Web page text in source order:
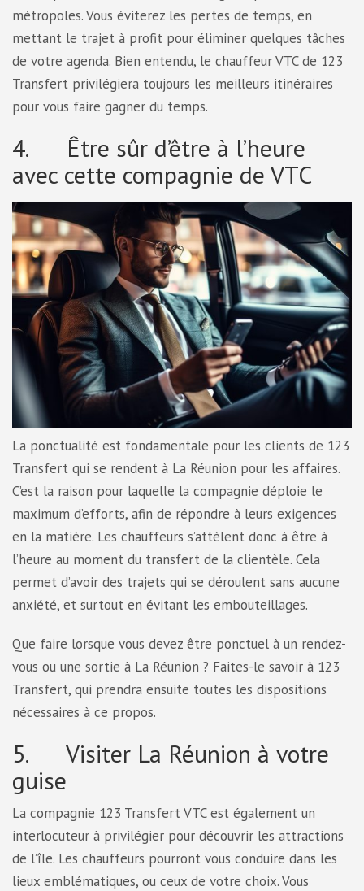
métropoles. Vous éviterez les pertes de temps, en
mettant le trajet à profit pour éliminer quelques tâches
de votre agenda. Bien entendu, le chauffeur VTC de 123
Transfert privilégiera toujours les meilleurs itinéraires
pour vous faire gagner du temps.
4. Être sûr d’être à l’heure
avec cette compagnie de VTC
La ponctualité est fondamentale pour les clients de 123
Transfert qui se rendent à La Réunion pour les affaires.
C’est la raison pour laquelle la compagnie déploie le
maximum d’efforts, afin de répondre à leurs exigences
en la matière. Les chauffeurs s’attèlent donc à être à
l’heure au moment du transfert de la clientèle. Cela
permet d’avoir des trajets qui se déroulent sans aucune
anxiété, et surtout en évitant les embouteillages.
Que faire lorsque vous devez être ponctuel à un rendez-
vous ou une sortie à La Réunion ? Faites-le savoir à 123
Transfert, qui prendra ensuite toutes les dispositions
nécessaires à ce propos.
5. Visiter La Réunion à votre
guise
La compagnie 123 Transfert VTC est également un
interlocuteur à privilégier pour découvrir les attractions
de l’île. Les chauffeurs pourront vous conduire dans les
lieux emblématiques, ou ceux de votre choix. Vous